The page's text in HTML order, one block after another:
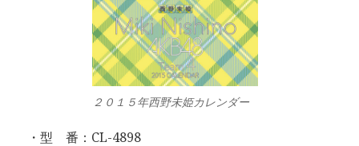
２０１５年西野未姫カレンダー
・型 番：CL-4898